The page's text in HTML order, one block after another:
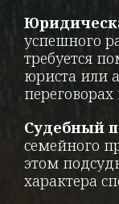
успешного
требуется
юриста или
Судебный
семейного
этом
характера